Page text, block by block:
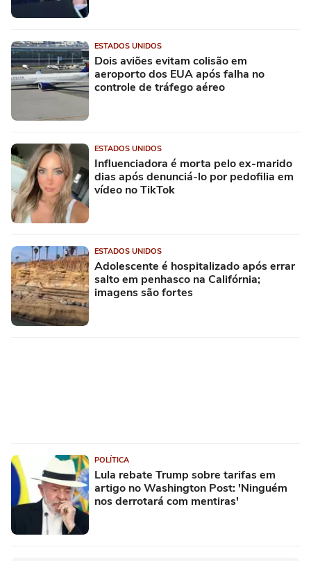
ESTADOS UNIDOS
Dois aviões evitam colisão em
aeroporto dos EUA após falha no
controle de tráfego aéreo
ESTADOS UNIDOS
Influenciadora é morta pelo ex-marido
dias após denunciá-lo por pedofilia em
vídeo no TikTok
ESTADOS UNIDOS
Adolescente é hospitalizado após errar
salto em penhasco na Califórnia;
imagens são fortes
POLÍTICA
Lula rebate Trump sobre tarifas em
artigo no Washington Post: 'Ninguém
nos derrotará com mentiras'